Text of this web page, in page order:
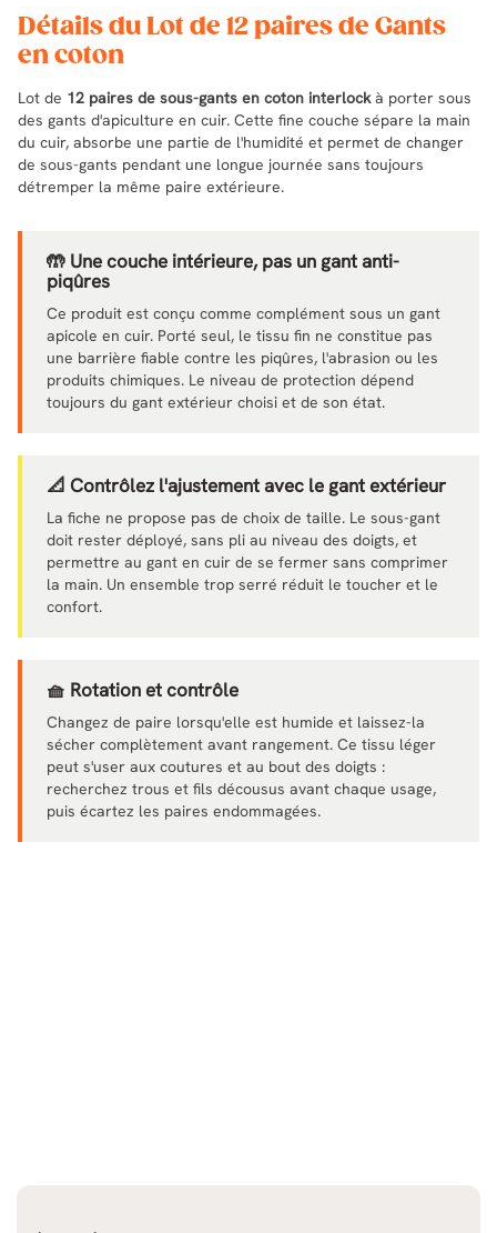
Détails du Lot de 12 paires de Gants
en coton
Lot de 12 paires de sous-gants en coton interlockà porter sous
des gants d'apiculture en cuir. Cette fine couche sépare la main
du cuir, absorbe une partie de l'humidité et permet de changer
de sous-gants pendant une longue journée sans toujours
détremper la même paire extérieure.
🤲 Une couche intérieure, pas un gant anti-
piqûres
Ce produit est conçu comme complément sous un gant
apicole en cuir. Porté seul, le tissu fin ne constitue pas
une barrière fiable contre les piqûres, l'abrasion ou les
produits chimiques. Le niveau de protection dépend
toujours du gant extérieur choisi et de son état.
📐 Contrôlez l'ajustement avec le gant extérieur
La fiche ne propose pas de choix de taille. Le sous-gant
doit rester déployé, sans pli au niveau des doigts, et
permettre au gant en cuir de se fermer sans comprimer
la main. Un ensemble trop serré réduit le toucher et le
confort.
🧺 Rotation et contrôle
Changez de paire lorsqu'elle est humide et laissez-la
sécher complètement avant rangement. Ce tissu léger
peut s'user aux coutures et au bout des doigts :
recherchez trous et fils décousus avant chaque usage,
puis écartez les paires endommagées.